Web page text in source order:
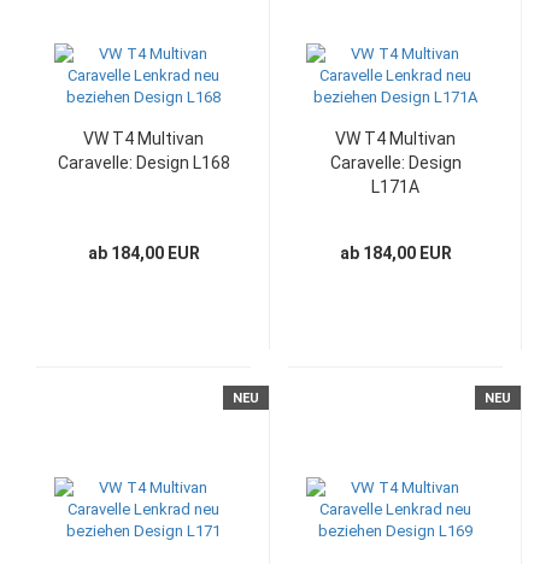
VW T4 Multivan
Caravelle: Design L168
ab 184,00 EUR
VW T4 Multivan
Caravelle: Design
L171A
ab 184,00 EUR
NEU NEU